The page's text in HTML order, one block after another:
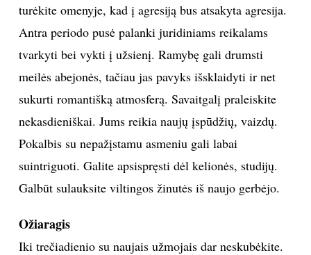
turėkite omenyje, kad į agresiją bus atsakyta agresija.
Antra periodo pusė palanki juridiniams reikalams
tvarkyti bei vykti į užsienį. Ramybę gali drumsti
meilės abejonės, tačiau jas pavyks išsklaidyti ir net
sukurti romantišką atmosferą. Savaitgalį praleiskite
nekasdieniškai. Jums reikia naujų įspūdžių, vaizdų.
Pokalbis su nepažįstamu asmeniu gali labai
suintriguoti. Galite apsispręsti dėl kelionės, studijų.
Galbūt sulauksite viltingos žinutės iš naujo gerbėjo.
Ožiaragis
Iki trečiadienio su naujais užmojais dar neskubėkite.